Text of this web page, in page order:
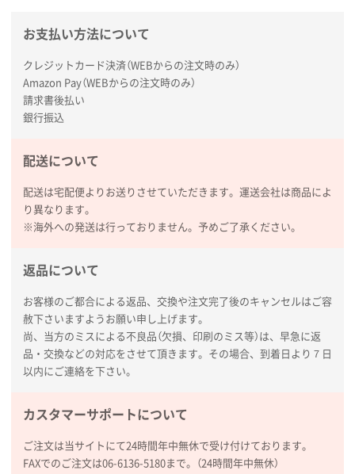
広島県(社様
枚
2026年01月27日 13:12
毎年注文しており、信頼できるから。出来上がりも満
熊本県S社様
ぺんてる ビクーニャフィール1000枚
2026年01月26日 15:45
印刷範囲が広かったから、取扱商品
新潟県R社様
2026年01月16日 10:53
納期が比較的短く、ロット数が豊富に選べて価格が安
かったため
山口県P社様
③1枚
希望の商品の取り扱いがあったので
お支払い方法について
クレジットカード決済（WEBからの注文時のみ）
Amazon Pay（WEBからの注文時のみ）
請求書後払い
銀行振込
配送について
配送は宅配便よりお送りさせていただきます。運送会社は商品によ
り異なります。
※海外への発送は行っておりません。予めご了承ください。
返品について
お客様のご都合による返品、交換や注文完了後のキャンセルはご容
赦下さいますようお願い申し上げます。
尚、当方のミスによる不良品（欠損、印刷のミス等）は、早急に返
品・交換などの対応をさせて頂きます。その場合、到着日より７日
以内にご連絡を下さい。
カスタマーサポートについて
ご注文は当サイトにて24時間年中無休で受け付けております。
FAXでのご注文は06-6136-5180まで。（24時間年中無休）